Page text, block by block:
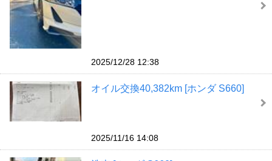
2025/12/28 12:38
オイル交換40,382km [ホンダ S660]
2025/11/16 14:08